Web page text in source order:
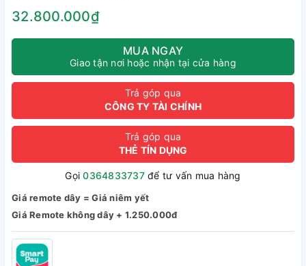
32.800.000₫
MUA NGAY
Giao tận nơi hoặc nhận tại cửa hàng
Trả góp qua
CÔNG TY TÀI CHÍNH
Trả góp qua
THẺ TÍN DỤNG
Gọi0364833737để tư vấn mua hàng
Giá remote dây = Giá niêm yết
Giá Remote không dây + 1.250.000đ